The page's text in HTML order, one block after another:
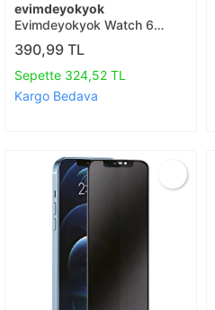
evimdeyokyok
Evimdeyokyok Watch 6
44mm Polymer Nano Ekran
Koruyucu - Şeffaf T20
390,99 TL
Sepette 324,52 TL
Kargo Bedava